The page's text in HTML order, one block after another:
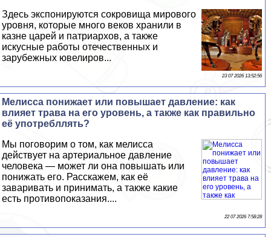
Здесь экспонируются сокровища мирового
уровня, которые много веков хранили в
казне царей и патриархов, а также
искусные работы отечественных и
зарубежных ювелиров...
23 07 2026 13:52:56
Мелисса понижает или повышает давление: как
влияет трава на его уровень, а также как правильно
её употрeбллять?
Мы поговорим о том, как мелисса
действует на артериальное давление
человека — может ли она повышать или
понижать его. Расскажем, как её
заваривать и принимать, а также какие
есть противопоказания....
22 07 2026 7:58:28